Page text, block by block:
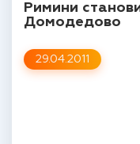
29.04.2011
Римини
Домодедово